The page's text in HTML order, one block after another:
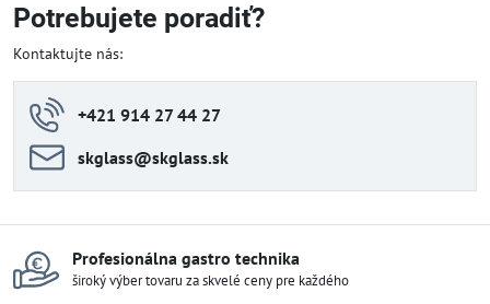
Potrebujete poradiť?
Kontaktujte nás:
+421 914 27 44 27
skglass​@skglass​.sk
Profesionálna gastro technika
široký výber tovaru za skvelé ceny pre každého